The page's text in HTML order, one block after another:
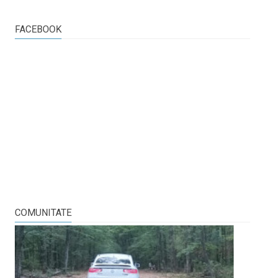
FACEBOOK
COMUNITATE